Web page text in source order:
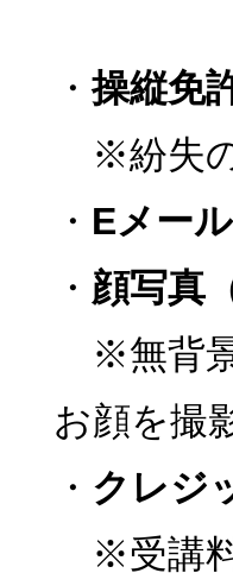
・操縦免
※紛失の
・ Eメー
・ 顔写真
※無背景
お顔を撮
・ クレジ
※受講料